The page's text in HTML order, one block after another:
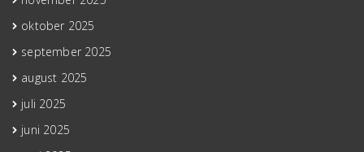
oktober 2025
september 2025
august 2025
juli 2025
juni 2025